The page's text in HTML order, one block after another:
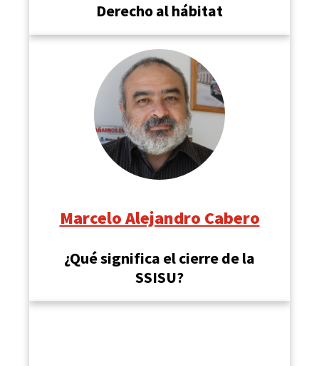
Derecho al hábitat
Marcelo Alejandro Cabero
¿Qué significa el cierre de la
SSISU?